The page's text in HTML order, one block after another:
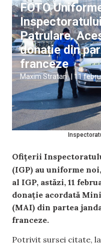
FOTO
Patrulare.
donație din
franceze
Maxim Stratan 11
Ofițerii
(IGP) au uniforme
al IGP, astăzi, 11
donație acordată
(MAI) din partea
franceze.
Potrivit sursei citate,